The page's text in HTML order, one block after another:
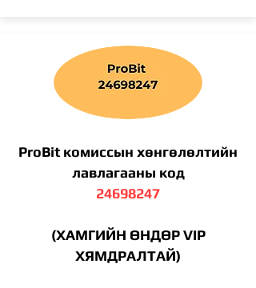
ProBit комиссын хөнгөлөлтийн
лавлагааны код
24698247
(ХАМГИЙН ӨНДӨР VIP
ХЯМДРАЛТАЙ)